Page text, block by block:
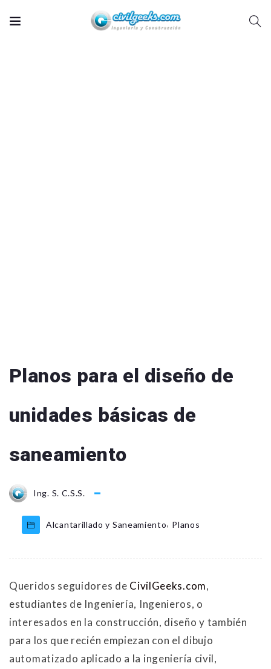
Planos para el diseño de
unidades básicas de
saneamiento
Ing. S. C.S.S.
Alcantarillado y Saneamiento, Planos
Queridos seguidores de CivilGeeks.com,
estudiantes de Ingeniería, Ingenieros, o
interesados en la construcción, diseño y también
para los que recién empiezan con el dibujo
automatizado aplicado a la ingeniería civil,